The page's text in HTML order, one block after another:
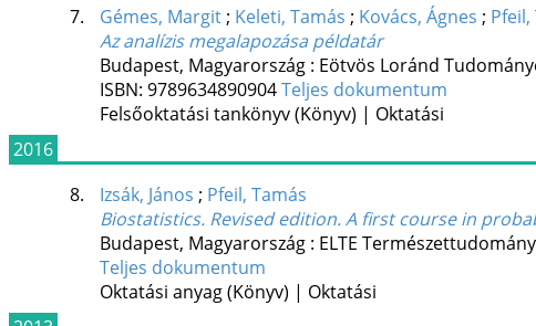
7.
Gémes, Margit ; Keleti, Tamás ; Kovács, Ágnes ; Pfeil,
Az analízis megalapozása példatár
Budapest, Magyarország : Eötvös Loránd
ISBN: 9789634890904Teljes dokumentum
Felsőoktatási tankönyv (Könyv) | Oktatási
2016
8.
Izsák, János ; Pfeil, Tamás
Biostatistics. Revised edition. A first course in
Budapest, Magyarország : ELTE
Teljes dokumentum
Oktatási anyag (Könyv) | Oktatási